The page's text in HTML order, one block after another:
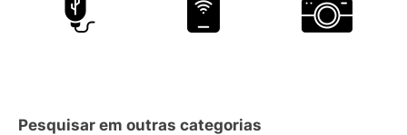
Pesquisar em outras categorias